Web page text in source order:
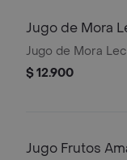
Jugo de Mora
Jugo de Mora
$ 12.900
Jugo Frutos